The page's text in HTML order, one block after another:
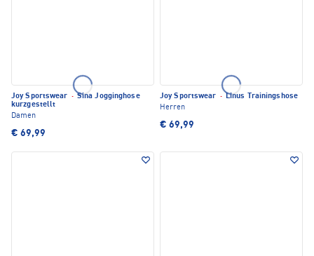
Joy Sportswear · Sina Jogginghose
kurzgestellt
Damen
€ 69,99
Joy Sportswear · Linus Trainingshose
Herren
€ 69,99